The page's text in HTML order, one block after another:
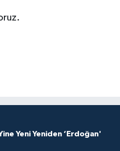
Yeni Yeniden ‘Erdoğan'